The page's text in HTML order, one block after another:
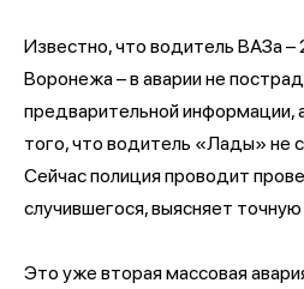
Известно, что водитель ВАЗа
Воронежа – в аварии не
предварительной информации,
того, что водитель «Лады» не
Сейчас полиция проводит
случившегося, выясняет
Это уже вторая массовая